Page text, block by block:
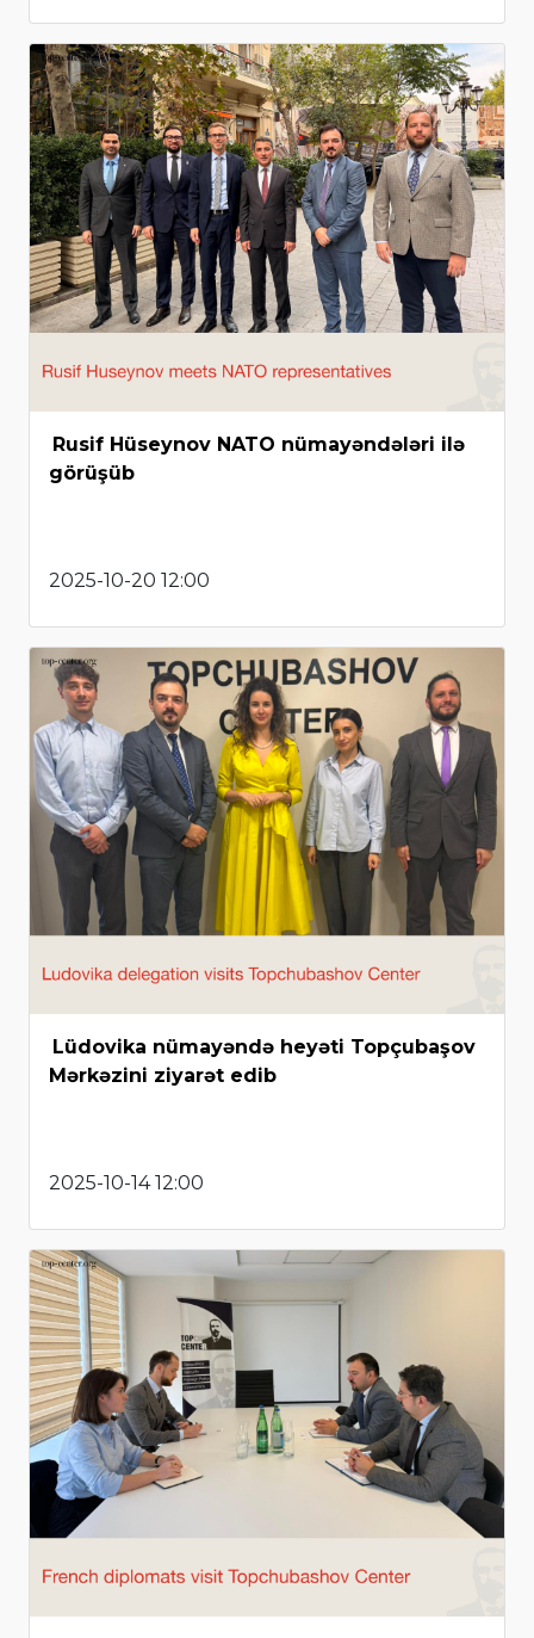
Rusif Hüseynov NATO nümayəndələri ilə
görüşüb
2025-10-20 12:00
Lüdovika nümayəndə heyəti Topçubaşov
Mərkəzini ziyarət edib
2025-10-14 12:00